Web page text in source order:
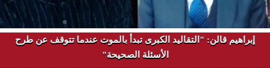
إبراهيم قالن: "التقاليد الكبرى تبدأ بالموت عندما تتوقف عن طرح
الأسئلة الصحيحة"